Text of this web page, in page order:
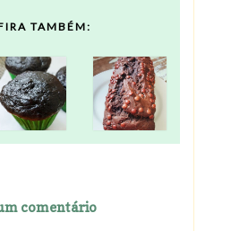
TAMBÉM:
comentário